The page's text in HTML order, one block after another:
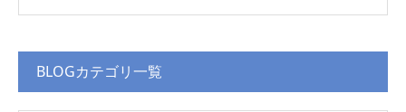
BLOGカテゴリ一覧